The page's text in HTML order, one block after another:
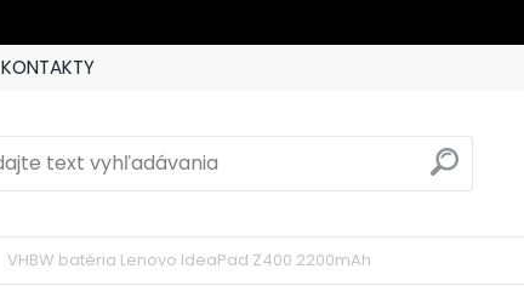
KONTAKTY
VHBW batéria Lenovo IdeaPad Z400 2200mAh